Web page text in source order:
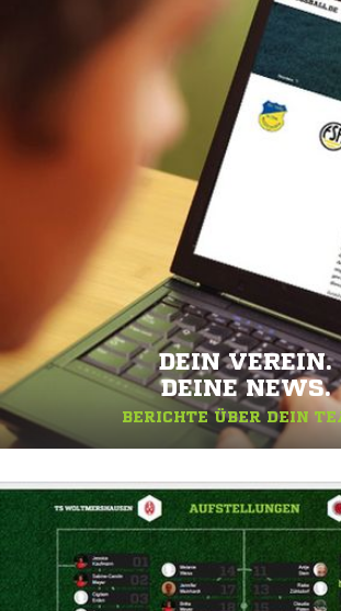
DEIN VEREIN.
DEINE NEWS.
BERICHTE ÜBER DEIN